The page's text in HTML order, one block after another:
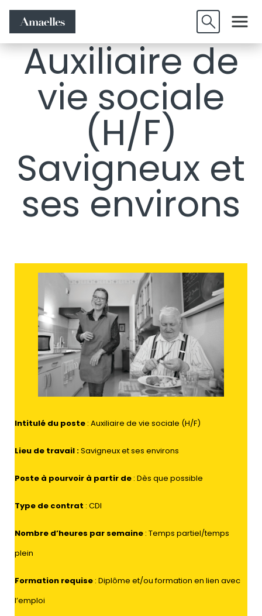
d'emplois
Candidature
spontanée
Auxiliaire de
vie sociale
(H/F)
Savigneux et
ses environs
Intitulé du poste : Auxiliaire de vie sociale (H/F)
Lieu de travail :Savigneux et ses environs
Poste à pourvoir à partir de : Dès que possible
Type de contrat : CDI
Nombre d’heures par semaine : Temps partiel/temps
plein
Formation requise : Diplôme et/ou formation en lien avec
l’emploi